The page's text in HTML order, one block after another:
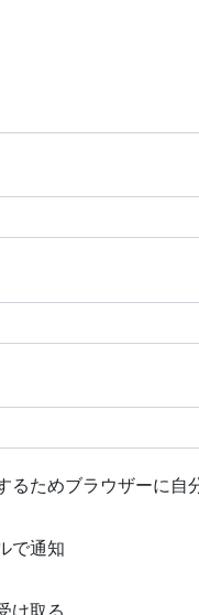
るためブラウザーに自
で通知